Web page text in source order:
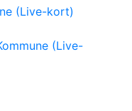
(Live-kort)
(Live-